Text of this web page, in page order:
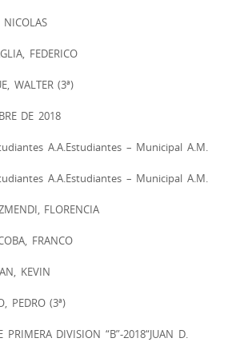
NICOLAS
FEDERICO
WALTER (3ª)
DE 2018
A.A.Estudiantes – Municipal A.M.
A.A.Estudiantes – Municipal A.M.
FLORENCIA
FRANCO
KEVIN
PEDRO (3ª)
PRIMERA DIVISION “B”-2018“JUAN D.